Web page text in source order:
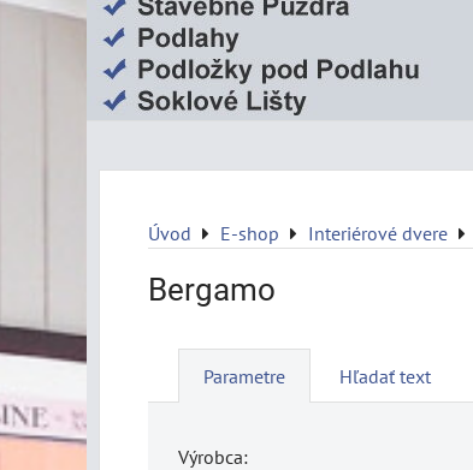
Úvod E-shop Interiérové dvere
Bergamo
Parametre Hľadať text
Výrobca: